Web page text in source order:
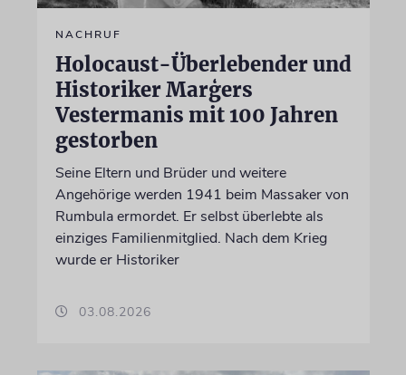
NACHRUF
Holocaust-Überlebender und
Historiker Marģers
Vestermanis mit 100 Jahren
gestorben
Seine Eltern und Brüder und weitere
Angehörige werden 1941 beim Massaker von
Rumbula ermordet. Er selbst überlebte als
einziges Familienmitglied. Nach dem Krieg
wurde er Historiker
03.08.2026